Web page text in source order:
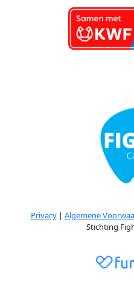
Privacy| Algemene
Stichting